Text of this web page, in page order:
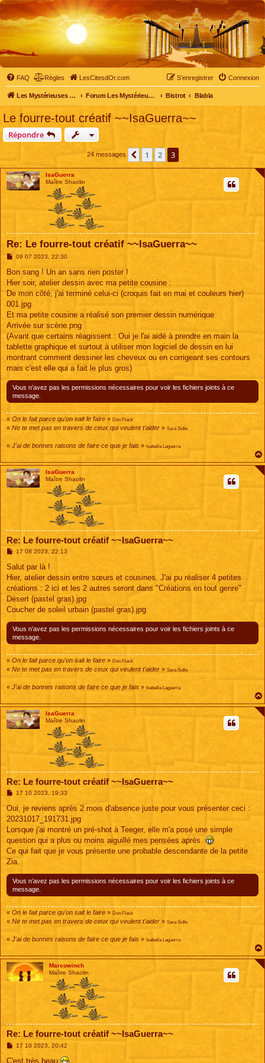
FAQ Règles LesCitesdOr.com Connexion
S’enregistrer
Les Mystérieuses Cités d'Or - LesCitesdOr.com Forum Les Mystérieuses Cités d'Or Bistrot Blabla
Le fourre-tout créatif ~~IsaGuerra~~
Répondre
24 messages Précédente
1 2 3
IsaGuerra
Maître Shaolin
Re: Le fourre-tout créatif ~~IsaGuerra~~
M
s
a
g
09 07 2023, 22:30
Bon sang ! Un an sans rien poster !
Hier soir, atelier dessin avec ma petite cousine :
De mon côté, j'ai terminé celui-ci (croquis fait en mai et couleurs hier)
001.jpg
Et ma petite cousine a réalisé son premier dessin numérique
Arrivée sur scène.png
(Avant que certains réagissent : Oui je l'ai aidé à prendre en main la
tablette graphique et surtout à utiliser mon logiciel de dessin en lui
montrant comment dessiner les cheveux ou en corrigeant ses contours
mais c'est elle qui a fait le plus gros)
Vous n’avez pas les permissions nécessaires pour voir les fichiers joints à ce
message.
« On le fait parce qu'on sait le faire » Don Flack
« Ne te met pas en travers de ceux qui veulent t'aider » Sara Sidle
« J'ai de bonnes raisons de faire ce que je fais » Isabella Laguerra
IsaGuerra
Maître Shaolin
Re: Le fourre-tout créatif ~~IsaGuerra~~
M
s
a
g
17 08 2023, 22:13
Salut par là !
Hier, atelier dessin entre sœurs et cousines. J'ai pu réaliser 4 petites
créations : 2 ici et les 2 autres seront dans "Créations en tout genre"
Désert (pastel gras).jpg
Coucher de soleil urbain (pastel gras).jpg
Vous n’avez pas les permissions nécessaires pour voir les fichiers joints à ce
message.
« On le fait parce qu'on sait le faire » Don Flack
« Ne te met pas en travers de ceux qui veulent t'aider » Sara Sidle
« J'ai de bonnes raisons de faire ce que je fais » Isabella Laguerra
IsaGuerra
Maître Shaolin
Re: Le fourre-tout créatif ~~IsaGuerra~~
M
s
a
g
17 10 2023, 19:33
Oui, je reviens après 2 mois d'absence juste pour vous présenter ceci :
20231017_191731.jpg
Lorsque j'ai montré un pré-shot à Teeger, elle m'a posé une simple
question qui a plus ou moins aiguillé mes pensées après.
Ce qui fait que je vous présente une probable descendante de la petite
Zia.
Vous n’avez pas les permissions nécessaires pour voir les fichiers joints à ce
message.
« On le fait parce qu'on sait le faire » Don Flack
« Ne te met pas en travers de ceux qui veulent t'aider » Sara Sidle
« J'ai de bonnes raisons de faire ce que je fais » Isabella Laguerra
Marcowinch
Maître Shaolin
Re: Le fourre-tout créatif ~~IsaGuerra~~
M
s
17 10 2023, 20:42
C'est très beau